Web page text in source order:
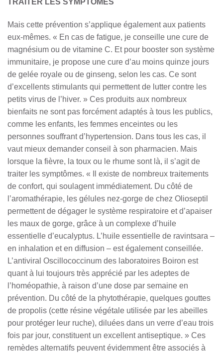
Mais cette prévention s’applique également aux patients
eux-mêmes. « En cas de fatigue, je conseille une cure de
magnésium ou de vitamine C. Et pour booster son système
immunitaire, je propose une cure d’au moins quinze jours
de gelée royale ou de ginseng, selon les cas. Ce sont
d’excellents stimulants qui permettent de lutter contre les
petits virus de l’hiver. » Ces produits aux nombreux
bienfaits ne sont pas forcément adaptés à tous les publics,
comme les enfants, les femmes enceintes ou les
personnes souffrant d’hypertension. Dans tous les cas, il
vaut mieux demander conseil à son pharmacien. Mais
lorsque la fièvre, la toux ou le rhume sont là, il s’agit de
traiter les symptômes. « Il existe de nombreux traitements
de confort, qui soulagent immédiatement. Du côté de
l’aromathérapie, les gélules nez-gorge de chez Olioseptil
permettent de dégager le système respiratoire et d’apaiser
les maux de gorge, grâce à un complexe d’huile
essentielle d’eucalyptus. L’huile essentielle de ravintsara –
en inhalation et en diffusion – est également conseillée.
L’antiviral Oscillococcinum des laboratoires Boiron est
quant à lui toujours très apprécié par les adeptes de
l’homéopathie, à raison d’une dose par semaine en
prévention. Du côté de la phytothérapie, quelques gouttes
de propolis (cette résine végétale utilisée par les abeilles
pour protéger leur ruche), diluées dans un verre d’eau trois
fois par jour, constituent un excellent antiseptique. » Ces
remèdes alternatifs peuvent évidemment être associés à